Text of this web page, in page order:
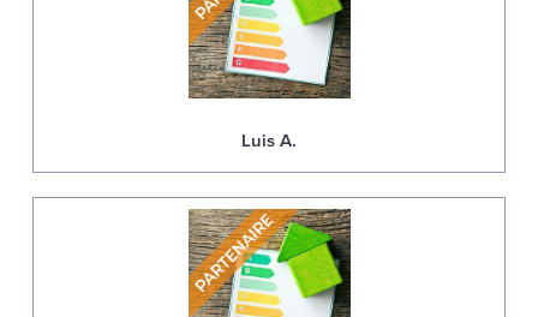
Luis A.